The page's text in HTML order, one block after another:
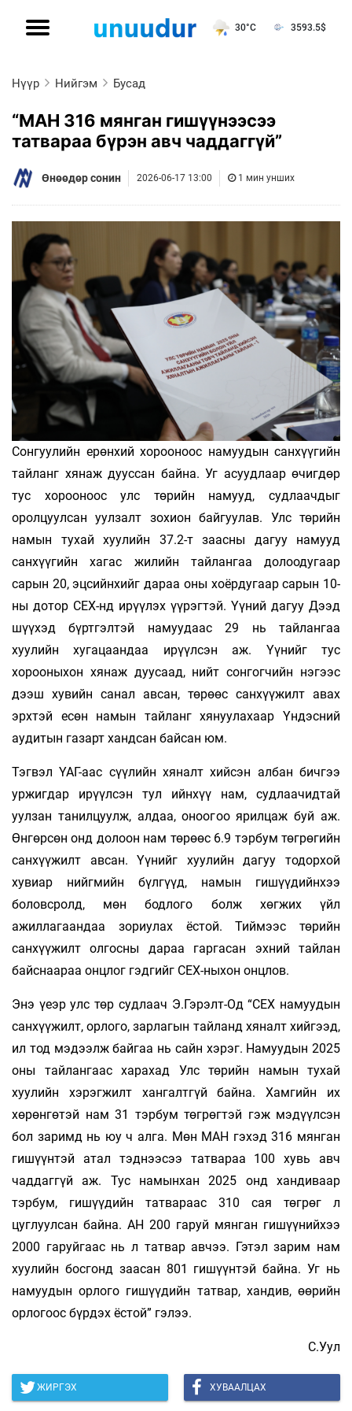
30°C 3593.5$
Нүүр Нийгэм Бусад
“МАН 316 мянган гишүүнээсээ
татвараа бүрэн авч чаддаггүй”
Өнөөдөр сонин 2026-06-17 13:00 1 мин унших
Сонгуулийн ерөнхий хорооноос намуудын санхүүгийн
тайланг хянаж дууссан байна. Уг асуудлаар өчигдөр
тус хорооноос улс төрийн намууд, судлаачдыг
оролцуулсан уулзалт зохион байгуулав. Улс төрийн
намын тухай хуулийн 37.2-т заасны дагуу намууд
санхүүгийн хагас жилийн тайлангаа долоодугаар
сарын 20, эцсийнхийг дараа оны хоёрдугаар сарын 10-
ны дотор СЕХ-нд ирүүлэх үүрэгтэй. Үүний дагуу Дээд
шүүхэд бүртгэлтэй намуудаас 29 нь тайлангаа
хуулийн хугацаандаа ирүүлсэн аж. Үүнийг тус
хорооныхон хянаж дуусаад, нийт сонгогчийн нэгээс
дээш хувийн санал авсан, төрөөс санхүүжилт авах
эрхтэй есөн намын тайланг хянуулахаар Үндэсний
аудитын газарт хандсан байсан юм.
Тэгвэл ҮАГ-аас сүүлийн хяналт хийсэн албан бичгээ
уржигдар ирүүлсэн тул ийнхүү нам, судлаачидтай
уулзан танилцуулж, алдаа, оноогоо ярилцаж буй аж.
Өнгөрсөн онд долоон нам төрөөс 6.9 тэрбум төгрөгийн
санхүүжилт авсан. Үүнийг хуулийн дагуу тодорхой
хувиар нийгмийн бүлгүүд, намын гишүүдийнхээ
боловсролд, мөн бодлого болж хөгжих үйл
ажиллагаандаа зориулах ёстой. Тиймээс төрийн
санхүүжилт олгосны дараа гаргасан эхний тайлан
байснаараа онцлог гэдгийг СЕХ-ныхон онцлов.
Энэ үеэр улс төр судлаач Э.Гэрэлт-Од “СЕХ намуудын
санхүүжилт, орлого, зарлагын тайланд хяналт хийгээд,
ил тод мэдээлж байгаа нь сайн хэрэг. Намуудын 2025
оны тайлангаас харахад Улс төрийн намын тухай
хуулийн хэрэгжилт хангалтгүй байна. Хамгийн их
хөрөнгөтэй нам 31 тэрбум төгрөгтэй гэж мэдүүлсэн
бол заримд нь юу ч алга. Мөн МАН гэхэд 316 мянган
гишүүнтэй атал тэднээсээ татвараа 100 хувь авч
чаддаггүй аж. Тус намынхан 2025 онд хандиваар
тэрбум, гишүүдийн татвараас 310 сая төгрөг л
цуглуулсан байна. АН 200 гаруй мянган гишүүнийхээ
2000 гаруйгаас нь л татвар авчээ. Гэтэл зарим нам
хуулийн босгонд заасан 801 гишүүнтэй байна. Уг нь
намуудын орлого гишүүдийн татвар, хандив, өөрийн
орлогоос бүрдэх ёстой” гэлээ.
С.Уул
ЖИРГЭХ ХУВААЛЦАХ